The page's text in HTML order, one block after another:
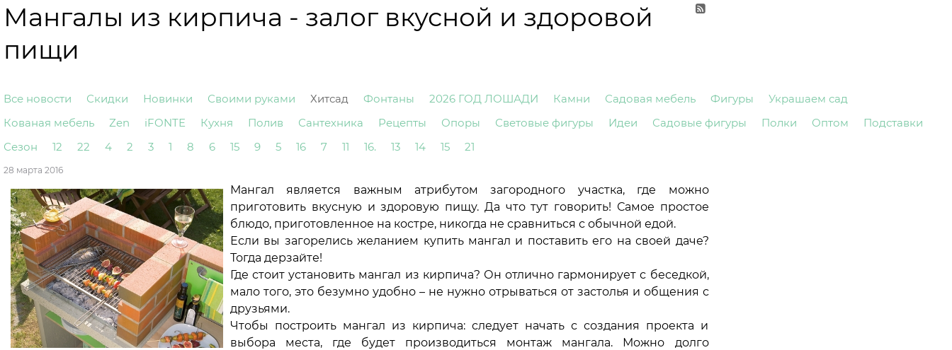
Мангалы из кирпича - залог вкусной и здоровой
пищи
Все новости Скидки Новинки Своими руками Хитсад Фонтаны 2026 ГОД ЛОШАДИ Камни Садовая мебель Фигуры
Украшаем сад
Кованая мебель
Zen iFONTE Кухня Полив Сантехника Рецепты Опоры Световые фигуры Идеи Садовые фигуры Полки Оптом
Подставки
Сезон
12 22 4 2 3 1 8 6 15 9 5 16 7 11 16. 13 14 15 21
28 марта 2016
Мангал является важным атрибутом загородного участка, где можно
приготовить вкусную и здоровую пищу. Да что тут говорить! Самое простое
блюдо, приготовленное на костре, никогда не сравниться с обычной едой.
Если вы загорелись желанием купить мангал и поставить его на своей даче?
Тогда дерзайте!
Где стоит установить мангал из кирпича? Он отлично гармонирует с беседкой,
мало того, это безумно удобно – не нужно отрываться от застолья и общения с
друзьями.
Чтобы построить мангал из кирпича: следует начать с создания проекта и
выбора места, где будет производиться монтаж мангала. Можно долго